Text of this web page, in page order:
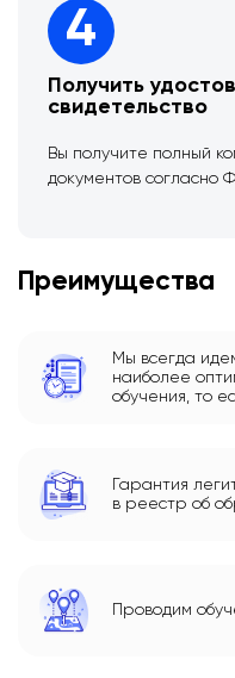
4
Получить
свидетельство
Вы получите полный
документов согласно
Преимущества
Мы всегда
наиболее
обучения, то
Гарантия
в реестр об
Проводим